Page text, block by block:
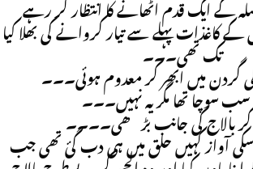
کے ایک قدم اٹھانے کا انتظار کر رہے
کاغذات پہلے سے تیار کروانے کی بھلا کیا
تک تھی۔۔۔
گردن میں ابھر کر معدوم ہوئی۔۔۔
سب سوچا تھا مگر یہ نہیں۔۔۔
بالاج کی جانب بڑھی۔۔۔۔
آواز کہیں حلق میں ہی دب گئ تھی جب